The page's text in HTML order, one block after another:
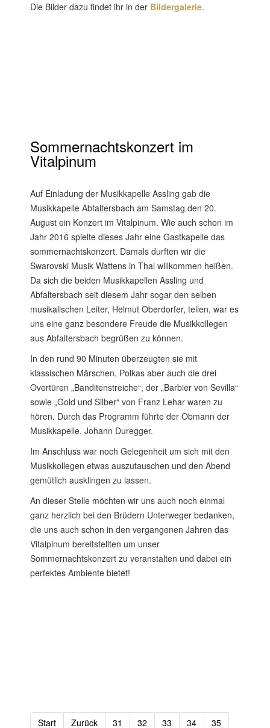
Die Bilder dazu findet ihr in der Bildergalerie.
Sommernachtskonzert im
Vitalpinum
Auf Einladung der Musikkapelle Assling gab die
Musikkapelle Abfaltersbach am Samstag den 20.
August ein Konzert im Vitalpinum. Wie auch schon im
Jahr 2016 spielte dieses Jahr eine Gastkapelle das
sommernachtskonzert. Damals durften wir die
Swarovski Musik Wattens in Thal willkommen heißen.
Da sich die beiden Musikkapellen Assling und
Abfaltersbach seit diesem Jahr sogar den selben
musikalischen Leiter, Helmut Oberdorfer, teilen, war es
uns eine ganz besondere Freude die Musikkollegen
aus Abfaltersbach begrüßen zu können.
In den rund 90 Minuten überzeugten sie mit
klassischen Märschen, Polkas aber auch die drei
Overtüren „Banditenstreiche“, der „Barbier von Sevilla“
sowie „Gold und Silber“ von Franz Lehar waren zu
hören. Durch das Programm führte der Obmann der
Musikkapelle, Johann Duregger.
Im Anschluss war noch Gelegenheit um sich mit den
Musikkollegen etwas auszutauschen und den Abend
gemütlich ausklingen zu lassen.
An dieser Stelle möchten wir uns auch noch einmal
ganz herzlich bei den Brüdern Unterweger bedanken,
die uns auch schon in den vergangenen Jahren das
Vitalpinum bereitstellten um unser
Sommernachtskonzert zu veranstalten und dabei ein
perfektes Ambiente bietet!
Start Zurück 31 32 33 34 35